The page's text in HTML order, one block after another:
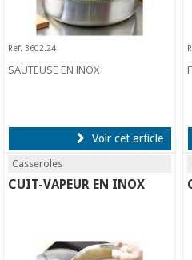
Ref. 3602.24
SAUTEUSE EN INOX
Voir cet article
Casseroles
CUIT-VAPEUR EN INOX